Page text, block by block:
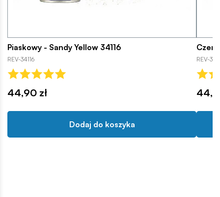
Piaskowy - Sandy Yellow 34116
REV-34116
44,90 zł
Dodaj do koszyka
REV-